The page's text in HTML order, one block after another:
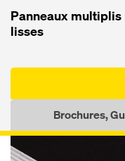
Panneaux
lisses
Brochures,